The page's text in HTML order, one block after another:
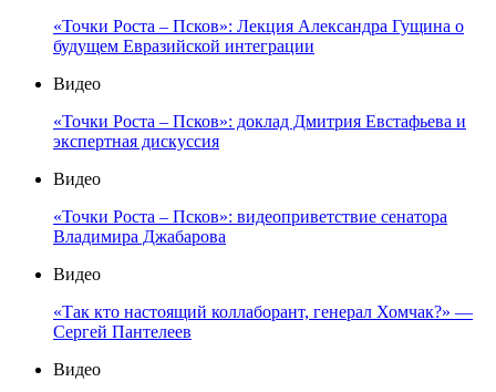
«Точки Роста – Псков»: Лекция Александра Гущина о
будущем Евразийской интеграции
Видео
«Точки Роста – Псков»: доклад Дмитрия Евстафьева и
экспертная дискуссия
Видео
«Точки Роста – Псков»: видеоприветствие сенатора
Владимира Джабарова
Видео
«Так кто настоящий коллаборант, генерал Хомчак?» —
Сергей Пантелеев
Видео